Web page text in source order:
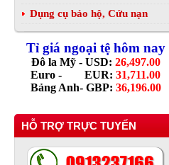
Dụng cụ bảo hộ, Cứu nạn
Tỉ giá ngoại tệ hôm nay
Đô la Mỹ - USD: 26,497.00
Euro - EUR: 31,711.00
Bảng Anh- GBP: 36,196.00
HỖ TRỢ TRỰC TUYẾN